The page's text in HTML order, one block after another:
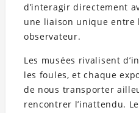
d’interagir directement
une liaison unique entre
observateur.
Les musées rivalisent
les foules, et chaque
de nous transporter
rencontrer l’inattendu.